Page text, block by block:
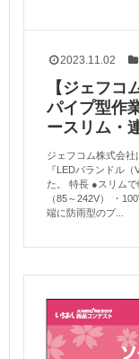
2023.11.02
【ジェフコ
パイプ型作
ースリム・
ジェフコム株式会
『LEDパランドル
た。 特長 ●スリム
（85～242V） ・
端に防雨型のプ...